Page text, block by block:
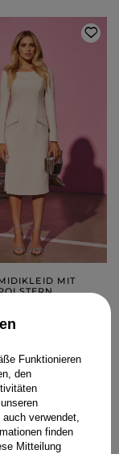
MIT
Funktionieren
den
verwendet,
finden
Mitteilung